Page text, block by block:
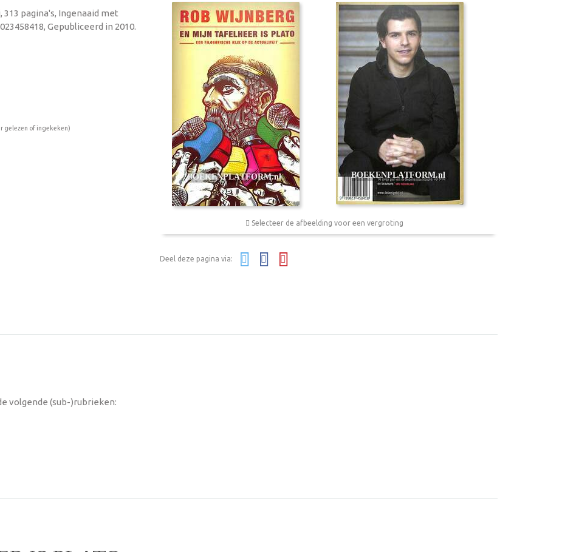
pagina's, Ingenaaid met
Gepubliceerd in 2010.
gelezen of ingekeken)
Selecteer de afbeelding voor een vergroting
Deel deze pagina via:
volgende (sub-)rubrieken: